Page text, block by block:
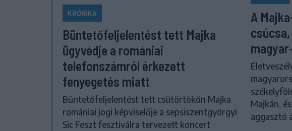
KRÓNIKA
Büntetőfeljelentést tett Majka
ügyvédje a romániai
telefonszámról érkezett
fenyegetés miatt
Büntetőfeljelentést tett csütörtökön Majka
romániai jogi képviselője a sepsiszentgyörgyi
Sic Feszt fesztiválra tervezett koncert
A
Majkán,
aggasztó